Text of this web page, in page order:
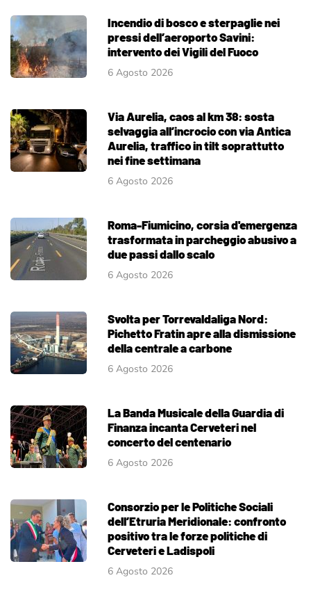
Incendio di bosco e sterpaglie nei
pressi dell’aeroporto Savini:
intervento dei Vigili del Fuoco
6 Agosto 2026
Via Aurelia, caos al km 38: sosta
selvaggia all’incrocio con via Antica
Aurelia, traffico in tilt soprattutto
nei fine settimana
6 Agosto 2026
Roma-Fiumicino, corsia d'emergenza
trasformata in parcheggio abusivo a
due passi dallo scalo
6 Agosto 2026
Svolta per Torrevaldaliga Nord:
Pichetto Fratin apre alla dismissione
della centrale a carbone
6 Agosto 2026
La Banda Musicale della Guardia di
Finanza incanta Cerveteri nel
concerto del centenario
6 Agosto 2026
Consorzio per le Politiche Sociali
dell’Etruria Meridionale: confronto
positivo tra le forze politiche di
Cerveteri e Ladispoli
6 Agosto 2026